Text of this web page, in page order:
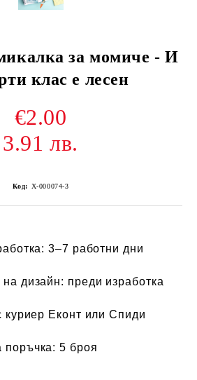
за момиче - И
клас е лесен
€2.00
3.91 лв.
Код: Х-000074-3
3–7 работни дни
дизайн: преди изработка
куриер Еконт или Спиди
5 броя